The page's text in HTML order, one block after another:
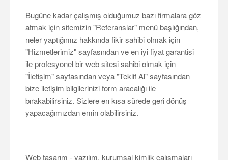
Bugüne kadar çalışmış olduğumuz bazı firmalara göz
atmak için sitemizin "Referanslar" menü başlığından,
neler yaptığımız hakkında fikir sahibi olmak için
"Hizmetlerimiz" sayfasından ve en iyi fiyat garantisi
ile profesyonel bir web sitesi sahibi olmak için
"İletişim" sayfasından veya "Teklif Al" sayfasından
bize iletişim bilgilerinizi form aracalığı ile
bırakabilirsiniz. Sizlere en kısa sürede geri dönüş
yapacağımızdan emin olabilirsiniz.
Web tasarım - yazılım, kurumsal kimlik çalışmaları